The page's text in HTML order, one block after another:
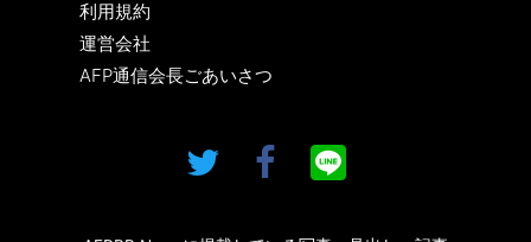
利用規約
運営会社
AFP通信会長ごあいさつ